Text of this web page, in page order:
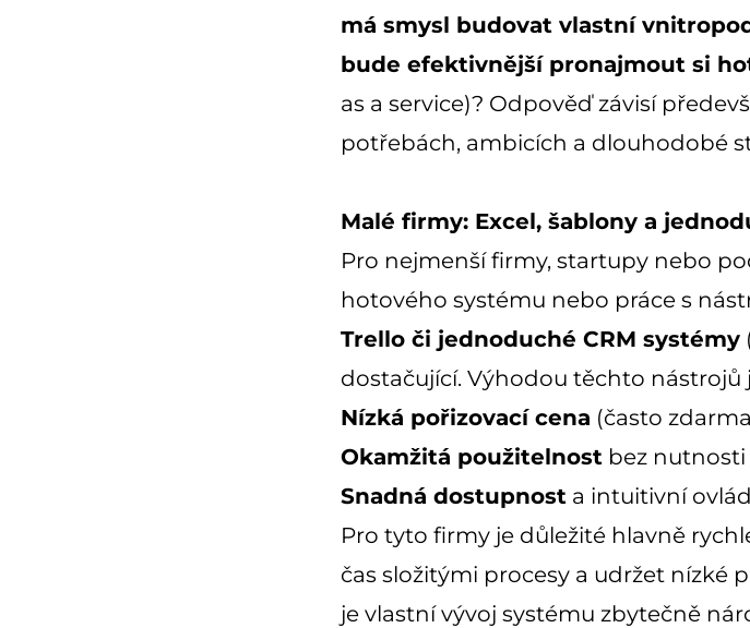
má smysl budovat vlastní
bude efektivnější pronajmout si
as a service)? Odpověď závisí
potřebách, ambicích a dlouhodobé
Malé firmy: Excel, šablony a
Pro nejmenší firmy, startupy nebo
hotového systému nebo práce s
Trello či jednoduché CRM systémy
dostačující. Výhodou těchto nástrojů
Nízká pořizovací cena (často
Okamžitá použitelnost bez
Snadná dostupnost a intuitivní
Pro tyto firmy je důležité hlavně
čas složitými procesy a udržet nízké
je vlastní vývoj systému zbytečně